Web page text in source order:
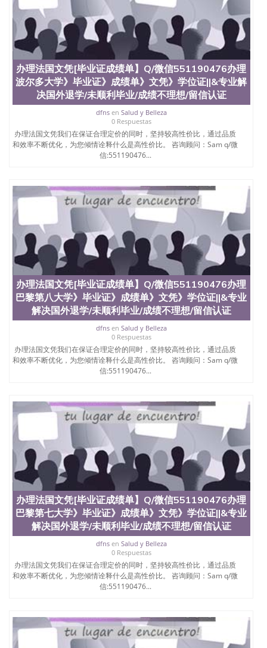
办理法国文凭[毕业证成绩单】Q/微信551190476办理
波尔多大学》毕业证》成绩单》文凭》学位证||&专业解
决国外退学/未顺利毕业/成绩不理想/留信认证
dfnsen Salud y Belleza
0 Respuestas
办理法国文凭我们在保证合理定价的同时，坚持较高性价比，通过品质
和效率不断优化，为您倾情诠释什么是高性价比。 咨询顾问：Sam q/微
信:551190476...
办理法国文凭[毕业证成绩单】Q/微信551190476办理
巴黎第八大学》毕业证》成绩单》文凭》学位证||&专业
解决国外退学/未顺利毕业/成绩不理想/留信认证
dfnsen Salud y Belleza
0 Respuestas
办理法国文凭我们在保证合理定价的同时，坚持较高性价比，通过品质
和效率不断优化，为您倾情诠释什么是高性价比。 咨询顾问：Sam q/微
信:551190476...
办理法国文凭[毕业证成绩单】Q/微信551190476办理
巴黎第七大学》毕业证》成绩单》文凭》学位证||&专业
解决国外退学/未顺利毕业/成绩不理想/留信认证
dfnsen Salud y Belleza
0 Respuestas
办理法国文凭我们在保证合理定价的同时，坚持较高性价比，通过品质
和效率不断优化，为您倾情诠释什么是高性价比。 咨询顾问：Sam q/微
信:551190476...